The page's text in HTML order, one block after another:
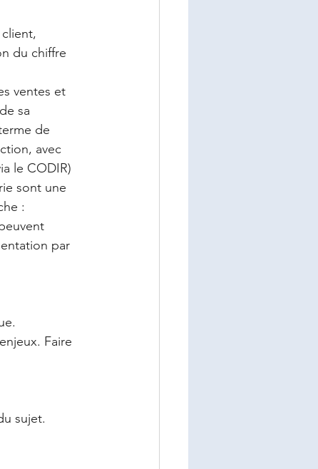
du chiffre
ventes et
sa
de
avec
le CODIR)
sont une
:
par
Faire
sujet.